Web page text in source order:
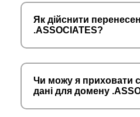
Як дійснити
.ASSOCIATES?
Чи можу я приховати
дані для домену